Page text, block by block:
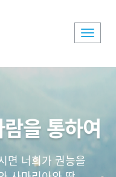
Toggle
을 통하여
면 너희가 권능을